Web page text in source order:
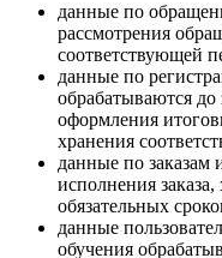
данные по
рассмотрения
соответствующей
данные по
обрабатываются
оформления
хранения
данные по заказам
исполнения
обязательных
данные
обучения